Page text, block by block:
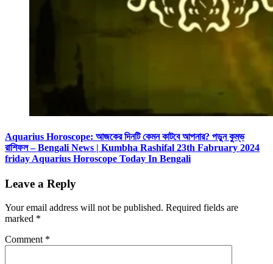
Aquarius Horoscope: আজকের দিনটি কেমন কাটবে আপনার? পড়ুন কুম্ভ
রাশিফল – Bengali News | Kumbha Rashifal 23th Fabruary 2024
friday Aquarius Horoscope Today In Bengali
Leave a Reply
Your email address will not be published. Required fields are
marked *
Comment *